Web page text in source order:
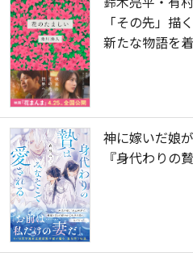
「その先」
新たな物語を
神に嫁いだ娘
『身代わりの